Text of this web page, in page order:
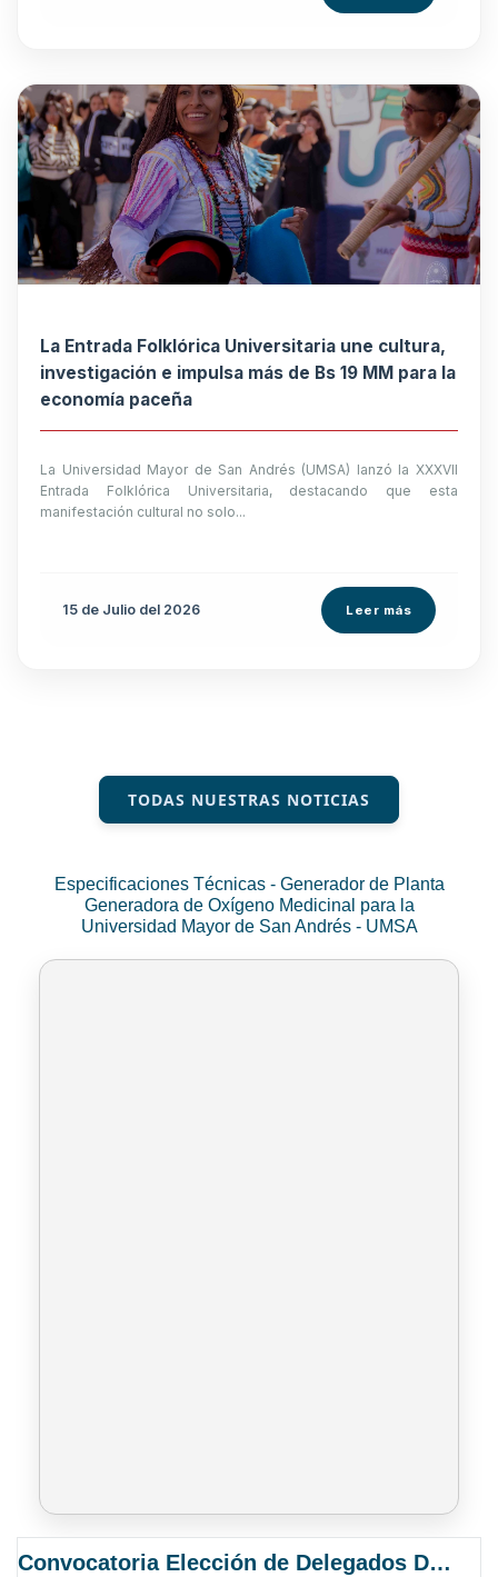
La Entrada Folklórica Universitaria une cultura,
investigación e impulsa más de Bs 19 MM para la
economía paceña
La Universidad Mayor de San Andrés (UMSA) lanzó la XXXVII
Entrada Folklórica Universitaria, destacando que esta
manifestación cultural no solo...
15 de Julio del 2026 Leer más
TODAS NUESTRAS NOTICIAS
Especificaciones Técnicas - Generador de Planta
Generadora de Oxígeno Medicinal para la
Universidad Mayor de San Andrés - UMSA
Convocatoria Elección de Delegados Docentes para el XIV Congreso Nacional de Universidades